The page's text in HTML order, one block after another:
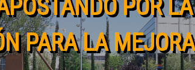
POR
PARA LA